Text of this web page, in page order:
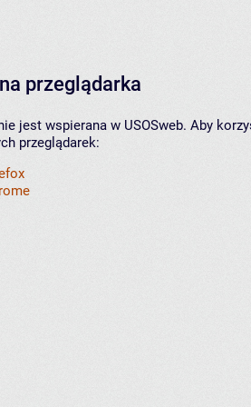
przeglądarka
jest wspierana w USOSweb. Aby
przeglądarek: